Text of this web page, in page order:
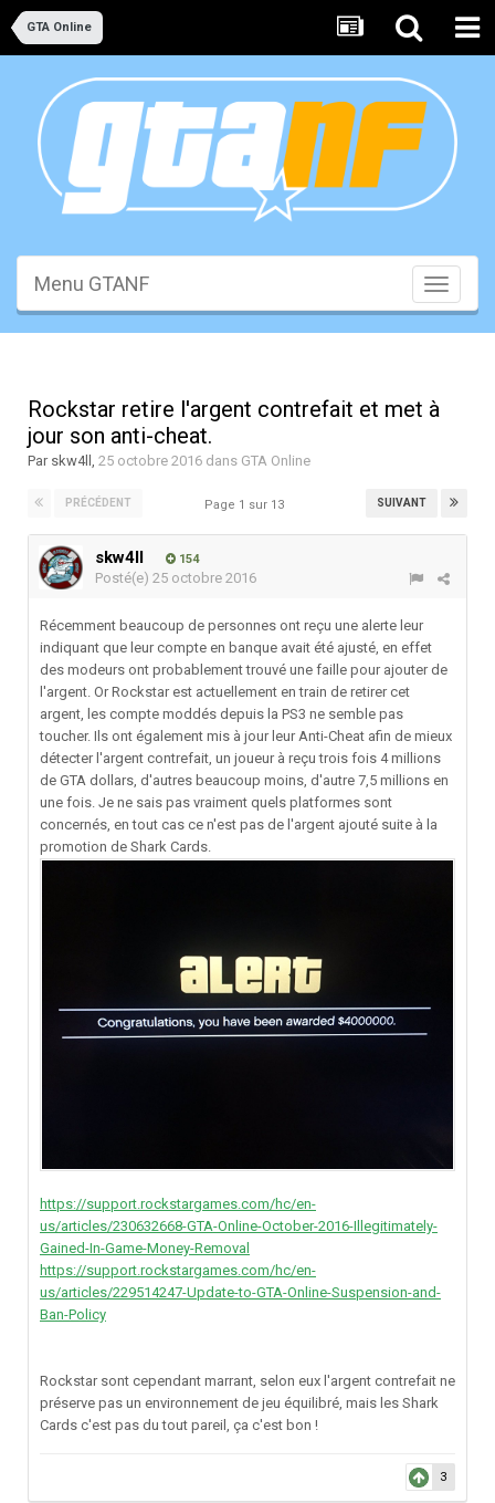
GTA Online
Toggle
Menu GTANF
Rockstar retire l'argent contrefait et met à
jour son anti-cheat.
Par skw4ll , 25 octobre 2016 dans GTA Online
PRÉCÉDENT SUIVANT
Page 1 sur 13
skw4ll 154
Posté(e) 25 octobre 2016
Récemment beaucoup de personnes ont reçu une alerte leur
indiquant que leur compte en banque avait été ajusté, en effet
des modeurs ont probablement trouvé une faille pour ajouter de
l'argent. Or Rockstar est actuellement en train de retirer cet
argent, les compte moddés depuis la PS3 ne semble pas
toucher. Ils ont également mis à jour leur Anti-Cheat afin de mieux
détecter l'argent contrefait, un joueur à reçu trois fois 4 millions
de GTA dollars, d'autres beaucoup moins, d'autre 7,5 millions en
une fois. Je ne sais pas vraiment quels platformes sont
concernés, en tout cas ce n'est pas de l'argent ajouté suite à la
promotion de Shark Cards.
https://support.rockstargames.com/hc/en-
us/articles/230632668-GTA-Online-October-2016-Illegitimately-
Gained-In-Game-Money-Removal
https://support.rockstargames.com/hc/en-
us/articles/229514247-Update-to-GTA-Online-Suspension-and-
Ban-Policy
Rockstar sont cependant marrant, selon eux l'argent contrefait ne
préserve pas un environnement de jeu équilibré, mais les Shark
Cards c'est pas du tout pareil, ça c'est bon !
3